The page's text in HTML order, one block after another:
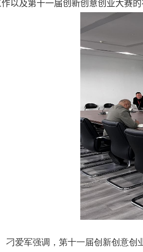
作以及第十一届创新创意创业大赛
刁爱军强调，第十一届创新创意创